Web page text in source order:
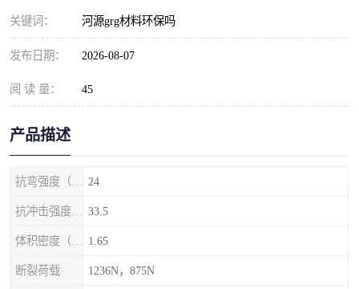
关键词： 河源grg材料环保吗
发布日期： 2026-08-07
阅 读 量： 45
产品描述
24
33.5
1.65
断裂荷载 1236N，875N